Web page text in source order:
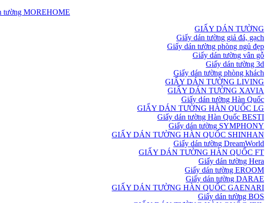
GIẤY DÁN TƯỜNG
Giấy dán tường giả đá, gạch
Giấy dán tường phòng ngủ đẹp
Giấy dán tường vân gỗ
Giấy dán tường 3d
Giấy dán tường phòng khách
GIẤY DÁN TƯỜNG LIVING
GIẤY DÁN TƯỜNG XAVIA
Giấy dán tường Hàn Quốc
GIẤY DÁN TƯỜNG HÀN QUỐC LG
Giấy dán tường Hàn Quốc BESTI
Giấy dán tường SYMPHONY
GIẤY DÁN TƯỜNG HÀN QUỐC SHINHAN
Giấy dán tường DreamWorld
GIẤY DÁN TƯỜNG HÀN QUỐC FT
Giấy dán tường Hera
Giấy dán tường EROOM
Giấy dán tường DARAE
GIẤY DÁN TƯỜNG HÀN QUỐC GAENARI
Giấy dán tường BOS